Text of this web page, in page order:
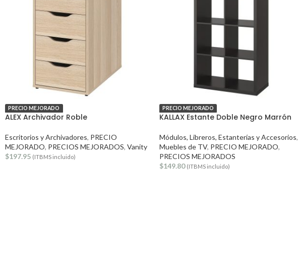
PRECIO MEJORADO
ALEX Archivador Roble
Escritorios y Archivadores, PRECIO
MEJORADO, PRECIOS MEJORADOS, Vanity
$197.95 (ITBMS incluido)
PRECIO MEJORADO
KALLAX Estante Doble Negro Marrón
Módulos, Libreros, Estanterías y Accesorios,
Muebles de TV, PRECIO MEJORADO,
PRECIOS MEJORADOS
$149.80 (ITBMS incluido)